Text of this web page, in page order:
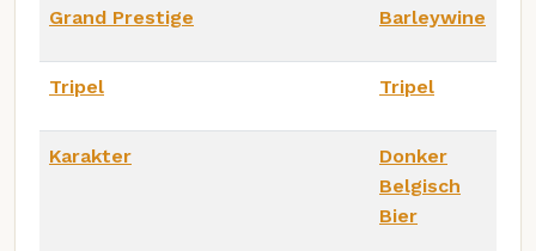
Grand Prestige Barleywine
Tripel Tripel
Karakter
Donker
Belgisch
Bier